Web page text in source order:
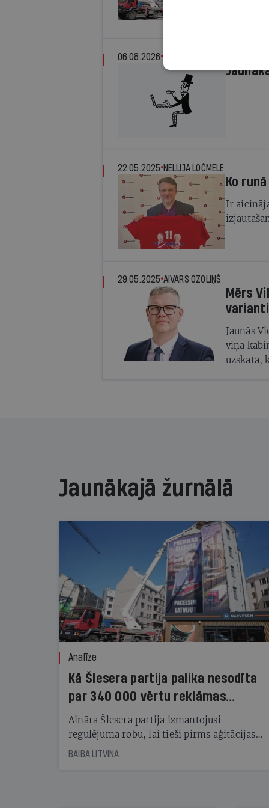
tieši
kas
06.08.2026 IR REDAKCIJA
22.05.2025 NELLIJA LOČMELE
Ko
Ir
29.05.2025 AIVARS OZOLIŅŠ
Mērs
varianti
Jaunās
viņa
uzskata,
Jaunākajā žurnālā
Analīze
Kā Šlesera partija palika nesodīta
par 340 000 vērtu reklāmas
kampaņu
Aināra Šlesera partija izmantojusi
regulējuma robu, lai tieši pirms aģitācijas
starta izreklamētos par summu, kas
BAIBA LITVINA